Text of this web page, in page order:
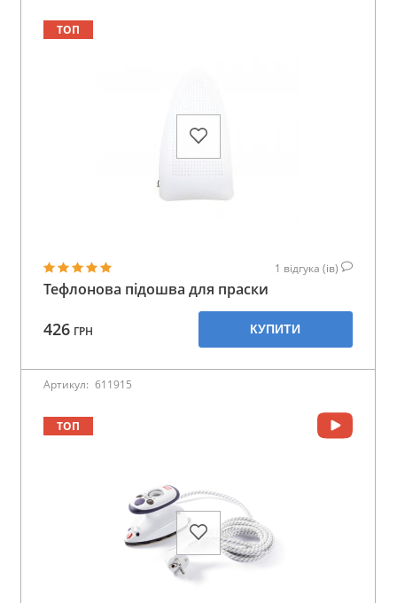
ТОП
1 відгука (ів)
Тефлонова підошва для праски
426 ГРН КУПИТИ
Артикул: 611915
ТОП